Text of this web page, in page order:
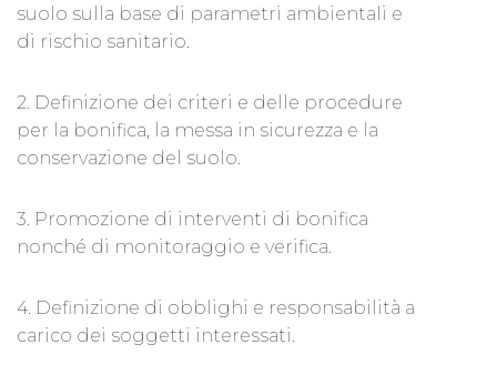
suolo sulla base di parametri ambientali e
di rischio sanitario.
2. Definizione dei criteri e delle procedure
per la bonifica, la messa in sicurezza e la
conservazione del suolo.
3. Promozione di interventi di bonifica
nonché di monitoraggio e verifica.
4. Definizione di obblighi e responsabilità a
carico dei soggetti interessati.